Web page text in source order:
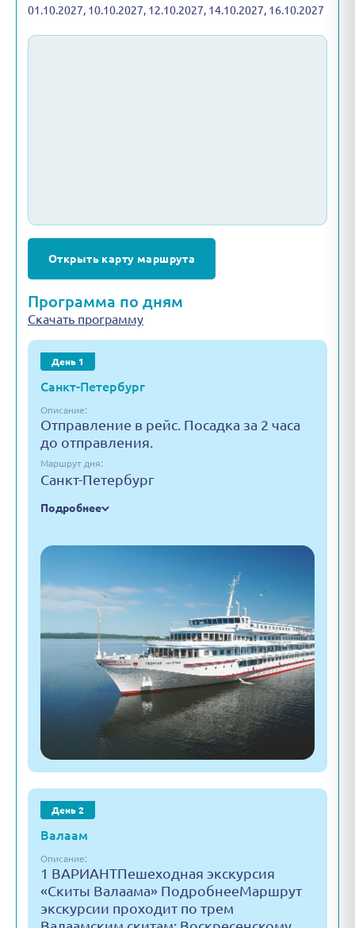
01.10.2027, 10.10.2027, 12.10.2027, 14.10.2027, 16.10.2027
Открыть карту маршрута
Программа по дням
Скачать программу
День 1
Санкт-Петербург
Описание:
Отправление в рейс. Посадка за 2 часа
до отправления.
Маршрут дня:
Санкт-Петербург
Подробнее
День 2
Валаам
Описание:
1 ВАРИАНТПешеходная экскурсия
«Скиты Валаама» ПодробнееМаршрут
экскурсии проходит по трем